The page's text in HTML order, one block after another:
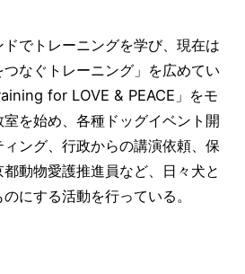
でトレーニングを学び、現在は
なぐトレーニング」を広めてい
for LOVE & PEACE」をモ
を始め、各種ドッグイベント開
ング、行政からの講演依頼、保
動物愛護推進員など、日々犬と
にする活動を行っている。